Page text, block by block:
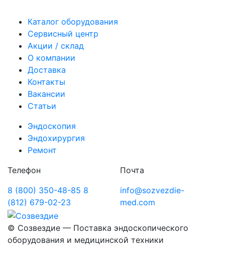
Каталог оборудования
Сервисный центр
Акции / склад
О компании
Доставка
Контакты
Вакансии
Статьи
Эндоскопия
Эндохирургия
Ремонт
Телефон
8 (800) 350-48-85 8
(812) 679-02-23
Почта
info@sozvezdie-
med.com
© Созвездие — Поставка эндоскопического
оборудования и медицинской техники